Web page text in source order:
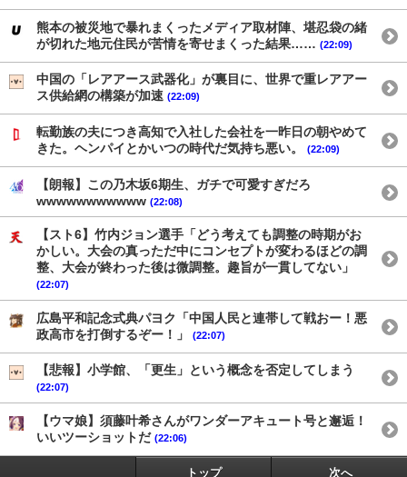
熊本の被災地で暴れまくったメディア取材陣、堪忍袋の緒
が切れた地元住民が苦情を寄せまくった結果…… (22:09)
中国の「レアアース武器化」が裏目に、世界で重レアアー
ス供給網の構築が加速 (22:09)
転勤族の夫につき高知で入社した会社を一昨日の朝やめて
きた。ヘンパイとかいつの時代だ気持ち悪い。
(22:09)
【朗報】この乃木坂6期生、ガチで可愛すぎだろ
wwwwwwwwwww (22:08)
【スト6】竹内ジョン選手「どう考えても調整の時期がお
かしい。大会の真っただ中にコンセプトが変わるほどの調
整、大会が終わった後は微調整。趣旨が一貫してない」
(22:07)
広島平和記念式典パヨク「中国人民と連帯して戦おー！悪
政高市を打倒するぞー！」
(22:07)
【悲報】小学館、「更生」という概念を否定してしまう
(22:07)
【ウマ娘】須藤叶希さんがワンダーアキュート号と邂逅！
いいツーショットだ (22:06)
トップ 次へ